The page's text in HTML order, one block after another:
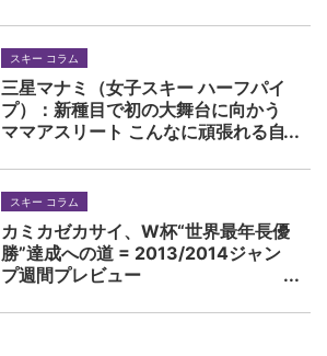
スキー コラム
三星マナミ（女子スキー ハーフパイ
プ）：新種目で初の大舞台に向かう
ママアスリート こんなに頑張れる自
スキー コラム
カミカゼカサイ、W杯“世界最年長優
勝”達成への道 = 2013/2014ジャン
プ週間プレビュー